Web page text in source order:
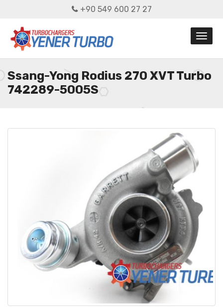
+90 549 600 27 27
Ssang-Yong Rodius 270 XVT Turbo
742289-5005S